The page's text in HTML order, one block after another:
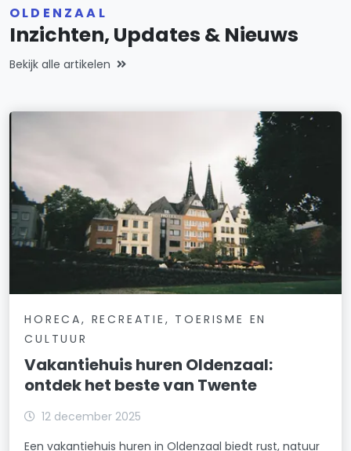
OLDENZAAL
Inzichten, Updates & Nieuws
Bekijk alle artikelen
HORECA, RECREATIE, TOERISME EN
CULTUUR
Vakantiehuis huren Oldenzaal:
ontdek het beste van Twente
12 december 2025
Een vakantiehuis huren in Oldenzaal biedt rust, natuur